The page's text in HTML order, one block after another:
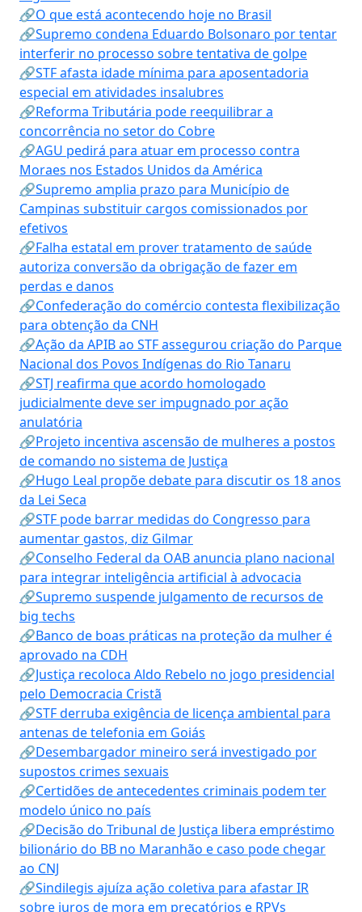
🔗O que está acontecendo hoje no Brasil
🔗Supremo condena Eduardo Bolsonaro por tentar
interferir no processo sobre tentativa de golpe
🔗STF afasta idade mínima para aposentadoria
especial em atividades insalubres
🔗Reforma Tributária pode reequilibrar a
concorrência no setor do Cobre
🔗AGU pedirá para atuar em processo contra
Moraes nos Estados Unidos da América
🔗Supremo amplia prazo para Município de
Campinas substituir cargos comissionados por
efetivos
🔗Falha estatal em prover tratamento de saúde
autoriza conversão da obrigação de fazer em
perdas e danos
🔗Confederação do comércio contesta flexibilização
para obtenção da CNH
🔗Ação da APIB ao STF assegurou criação do Parque
Nacional dos Povos Indígenas do Rio Tanaru
🔗STJ reafirma que acordo homologado
judicialmente deve ser impugnado por ação
anulatória
🔗Projeto incentiva ascensão de mulheres a postos
de comando no sistema de Justiça
🔗Hugo Leal propõe debate para discutir os 18 anos
da Lei Seca
🔗STF pode barrar medidas do Congresso para
aumentar gastos, diz Gilmar
🔗Conselho Federal da OAB anuncia plano nacional
para integrar inteligência artificial à advocacia
🔗Supremo suspende julgamento de recursos de
big techs
🔗Banco de boas práticas na proteção da mulher é
aprovado na CDH
🔗Justiça recoloca Aldo Rebelo no jogo presidencial
pelo Democracia Cristã
🔗STF derruba exigência de licença ambiental para
antenas de telefonia em Goiás
🔗Desembargador mineiro será investigado por
supostos crimes sexuais
🔗Certidões de antecedentes criminais podem ter
modelo único no país
🔗Decisão do Tribunal de Justiça libera empréstimo
bilionário do BB no Maranhão e caso pode chegar
ao CNJ
🔗Sindilegis ajuíza ação coletiva para afastar IR
sobre juros de mora em precatórios e RPVs